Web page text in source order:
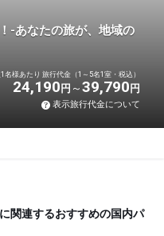
-あなたの旅が、地域の
名様あたり 旅行代金（1～5名1室・税込）
24,190 円 39,790 円
表示旅行代金について
関連するおすすめの国内パ